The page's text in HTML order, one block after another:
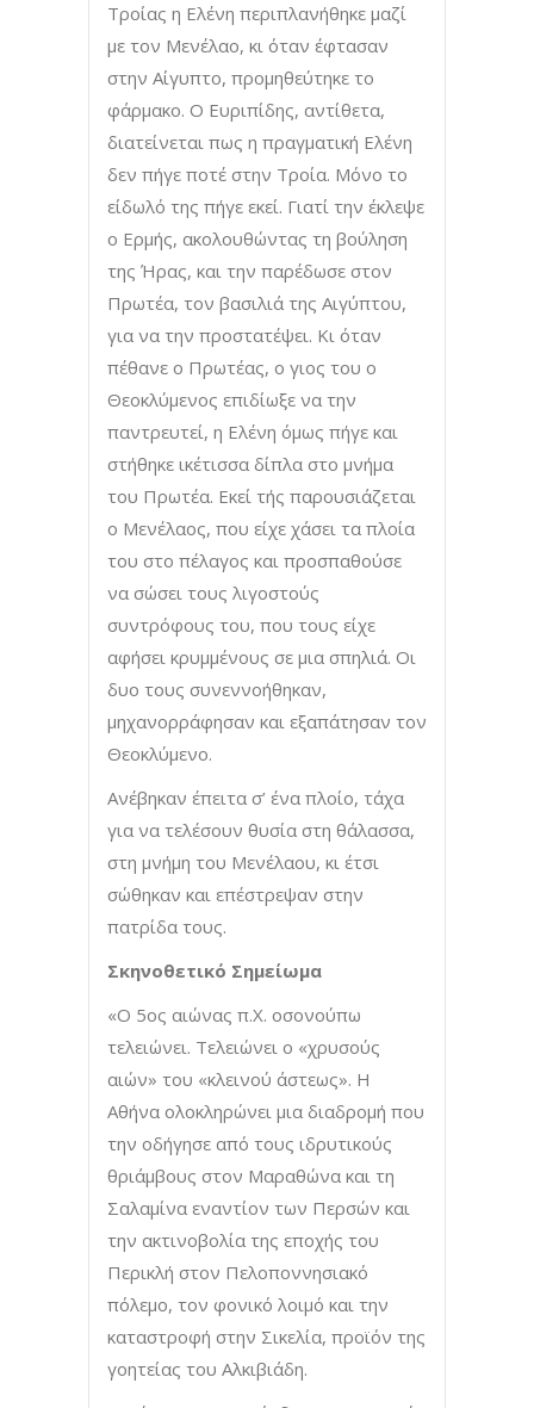
Τροίας η Ελένη περιπλανήθηκε μαζί
με τον Μενέλαο, κι όταν έφτασαν
στην Αίγυπτο, προμηθεύτηκε το
φάρμακο. Ο Ευριπίδης, αντίθετα,
διατείνεται πως η πραγματική Ελένη
δεν πήγε ποτέ στην Τροία. Μόνο το
είδωλό της πήγε εκεί. Γιατί την έκλεψε
ο Ερμής, ακολουθώντας τη βούληση
της Ήρας, και την παρέδωσε στον
Πρωτέα, τον βασιλιά της Αιγύπτου,
για να την προστατέψει. Κι όταν
πέθανε ο Πρωτέας, ο γιος του ο
Θεοκλύμενος επιδίωξε να την
παντρευτεί, η Ελένη όμως πήγε και
στήθηκε ικέτισσα δίπλα στο μνήμα
του Πρωτέα. Εκεί τής παρουσιάζεται
ο Μενέλαος, που είχε χάσει τα πλοία
του στο πέλαγος και προσπαθούσε
να σώσει τους λιγοστούς
συντρόφους του, που τους είχε
αφήσει κρυμμένους σε μια σπηλιά. Οι
δυο τους συνεννοήθηκαν,
μηχανορράφησαν και εξαπάτησαν τον
Θεοκλύμενο.
Ανέβηκαν έπειτα σ’ ένα πλοίο, τάχα
για να τελέσουν θυσία στη θάλασσα,
στη μνήμη του Μενέλαου, κι έτσι
σώθηκαν και επέστρεψαν στην
πατρίδα τους.
Σκηνοθετικό Σημείωμα
«Ο 5ος αιώνας π.Χ. οσονούπω
τελειώνει. Τελειώνει ο «χρυσούς
αιών» του «κλεινού άστεως». Η
Αθήνα ολοκληρώνει μια διαδρομή που
την οδήγησε από τους ιδρυτικούς
θριάμβους στον Μαραθώνα και τη
Σαλαμίνα εναντίον των Περσών και
την ακτινοβολία της εποχής του
Περικλή στον Πελοποννησιακό
πόλεμο, τον φονικό λοιμό και την
καταστροφή στην Σικελία, προϊόν της
γοητείας του Αλκιβιάδη.